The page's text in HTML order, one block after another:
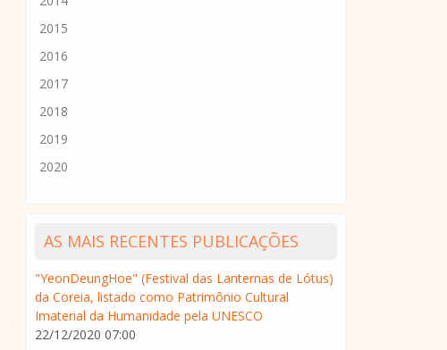
2015
2016
2017
2018
2019
2020
AS MAIS RECENTES PUBLICAÇÕES
"YeonDeungHoe" (Festival das Lanternas de Lótus)
da Coreia, listado como Patrimônio Cultural
Imaterial da Humanidade pela UNESCO
22/12/2020 07:00